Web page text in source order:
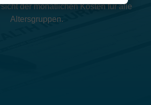
der monatlichen Kosten für alle
Altersgruppen.